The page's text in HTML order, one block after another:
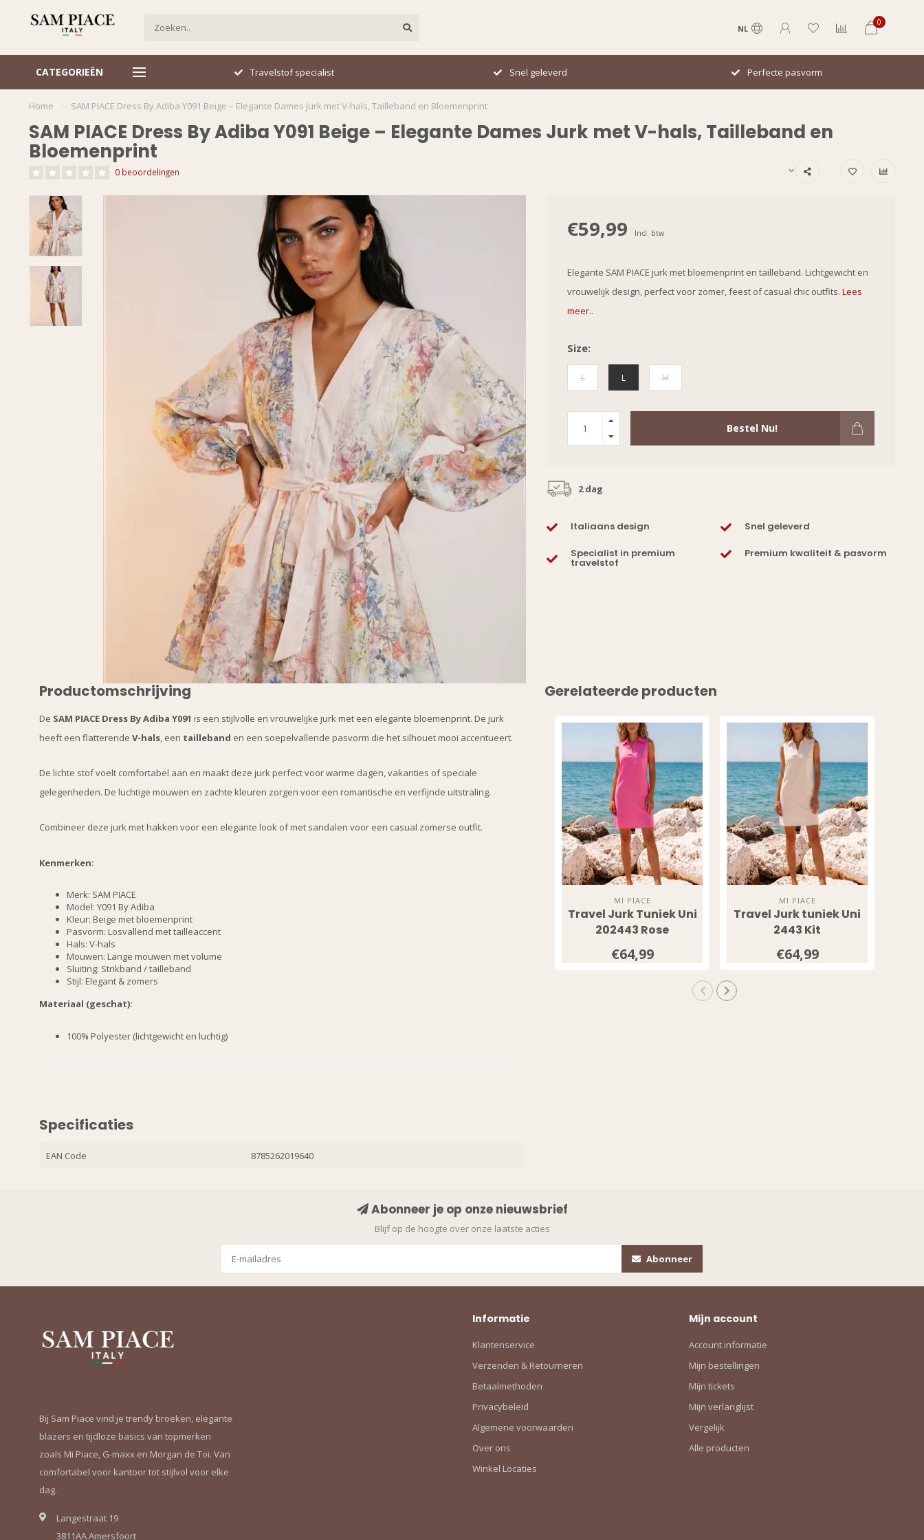
NL
0
CATEGORIEËN
Italiaans design Travelstof specialist Snel geleverd Perfecte pasvorm
Home SAM PIACE Dress By Adiba Y091 Beige – Elegante Dames Jurk met V-hals, Tailleband en Bloemenprint
SAM PIACE Dress By Adiba Y091 Beige – Elegante Dames Jurk met V-hals, Tailleband en
Bloemenprint
0 beoordelingen
€59,99 Incl. btw
Elegante SAM PIACE jurk met bloemenprint en tailleband. Lichtgewicht en
vrouwelijk design, perfect voor zomer, feest of casual chic outfits. Lees
meer..
Size:
S L M
Bestel Nu!
2 dag
Italiaans design Snel geleverd
Specialist in premium
travelstof
Premium kwaliteit & pasvorm
Productomschrijving
De SAM PIACE Dress By Adiba Y091 is een stijlvolle en vrouwelijke jurk met een elegante bloemenprint. De jurk
heeft een flatterende V-hals, een tailleband en een soepelvallende pasvorm die het silhouet mooi accentueert.
De lichte stof voelt comfortabel aan en maakt deze jurk perfect voor warme dagen, vakanties of speciale
gelegenheden. De luchtige mouwen en zachte kleuren zorgen voor een romantische en verfijnde uitstraling.
Combineer deze jurk met hakken voor een elegante look of met sandalen voor een casual zomerse outfit.
Kenmerken:
Merk: SAM PIACE
Model: Y091 By Adiba
Kleur: Beige met bloemenprint
Pasvorm: Losvallend met tailleaccent
Hals: V-hals
Mouwen: Lange mouwen met volume
Sluiting: Strikband / tailleband
Stijl: Elegant & zomers
Materiaal (geschat):
100% Polyester (lichtgewicht en luchtig)
Specificaties
EAN Code 8785262019640
Gerelateerde producten
MI PIACE
Travel Jurk Tuniek Uni
202443 Rose
€64,99
MI PIACE
Travel Jurk tuniek Uni
2443 Kit
€64,99
Abonneer je op onze nieuwsbrief
Blijf op de hoogte over onze laatste acties
Abonneer
Bij Sam Piace vind je trendy broeken, elegante
blazers en tijdloze basics van topmerken
zoals Mi Piace, G-maxx en Morgan de Toi. Van
comfortabel voor kantoor tot stijlvol voor elke
dag.
Langestraat 19
3811AA Amersfoort
Informatie
Klantenservice
Verzenden & Retourneren
Betaalmethoden
Privacybeleid
Algemene voorwaarden
Over ons
Winkel Locaties
Mijn account
Account informatie
Mijn bestellingen
Mijn tickets
Mijn verlanglijst
Vergelijk
Alle producten